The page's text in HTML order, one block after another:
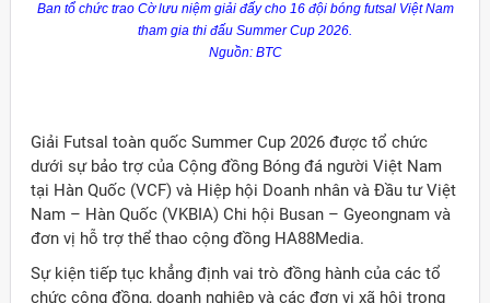
Ban tổ chức trao Cờ lưu niệm giải đấy cho 16 đội bóng futsalViệt Nam
tham gia thi đấu Summer Cup 2026.
Nguồn: BTC
Giải Futsal toàn quốc Summer Cup 2026 được tổ chức
dưới sự bảo trợ của Cộng đồng Bóng đá người Việt Nam
tại Hàn Quốc (VCF) và Hiệp hội Doanh nhân và Đầu tư Việt
Nam – Hàn Quốc (VKBIA) Chi hội Busan – Gyeongnam và
đơn vị hỗ trợ thể thao cộng đồng HA88Media.
Sự kiện tiếp tục khẳng định vai trò đồng hành của các tổ
chức cộng đồng, doanh nghiệp và các đơn vị xã hội trong